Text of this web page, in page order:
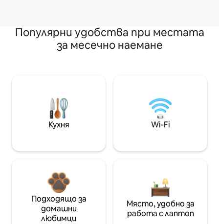
Популярни удобства при местата
за месечно наемане
Кухня Wi-Fi
Подходящо за
домашни
любимци
Място, удобно за
работа с лаптоп